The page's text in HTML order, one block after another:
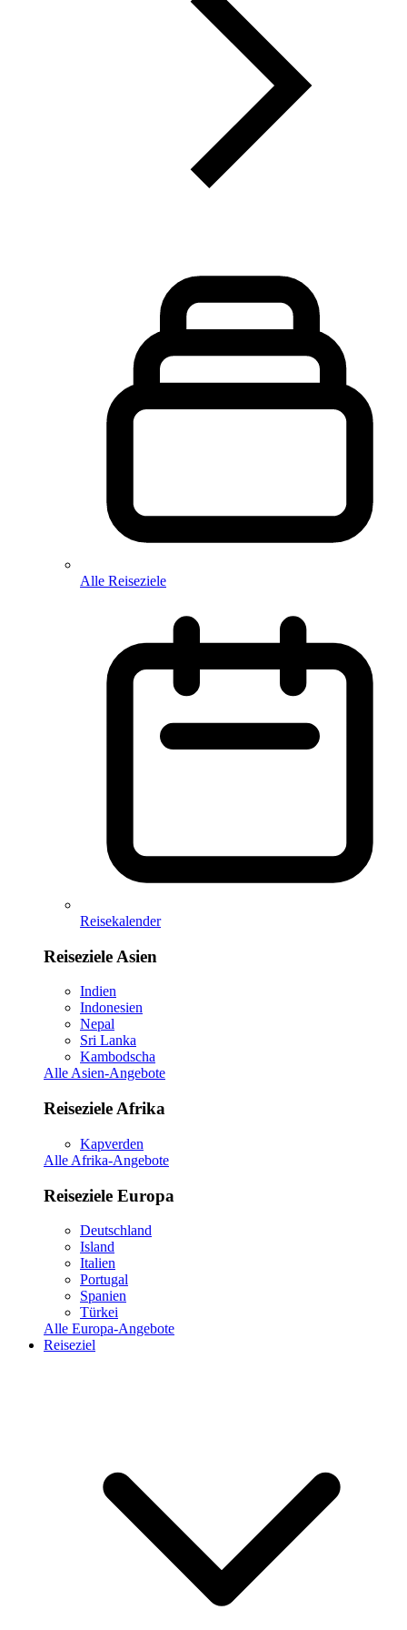
Alle Reiseziele
Reisekalender
Reiseziele Asien
Indien
Indonesien
Nepal
Sri Lanka
Kambodscha
Alle Asien-Angebote
Reiseziele Afrika
Kapverden
Alle Afrika-Angebote
Reiseziele Europa
Deutschland
Island
Italien
Portugal
Spanien
Türkei
Alle Europa-Angebote
Reiseziel